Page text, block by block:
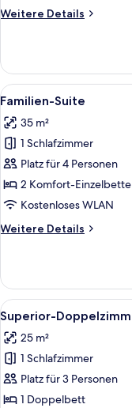
Weitere Details
Weitere
Penthouse
Alle
Fotos
für
Familien-
Suite
anzeigen
4
Familien-Suite
35 m²
1 Schlafzimmer
Platz für 4 Personen
2 Komfort-
Kostenloses WLAN
Weitere Details
Weitere
Suite
Alle
Fotos
für
Superior-
Doppelzimmer
anzeigen
6
Superior-
25 m²
1 Schlafzimmer
Platz für 3 Personen
1 Doppelbett